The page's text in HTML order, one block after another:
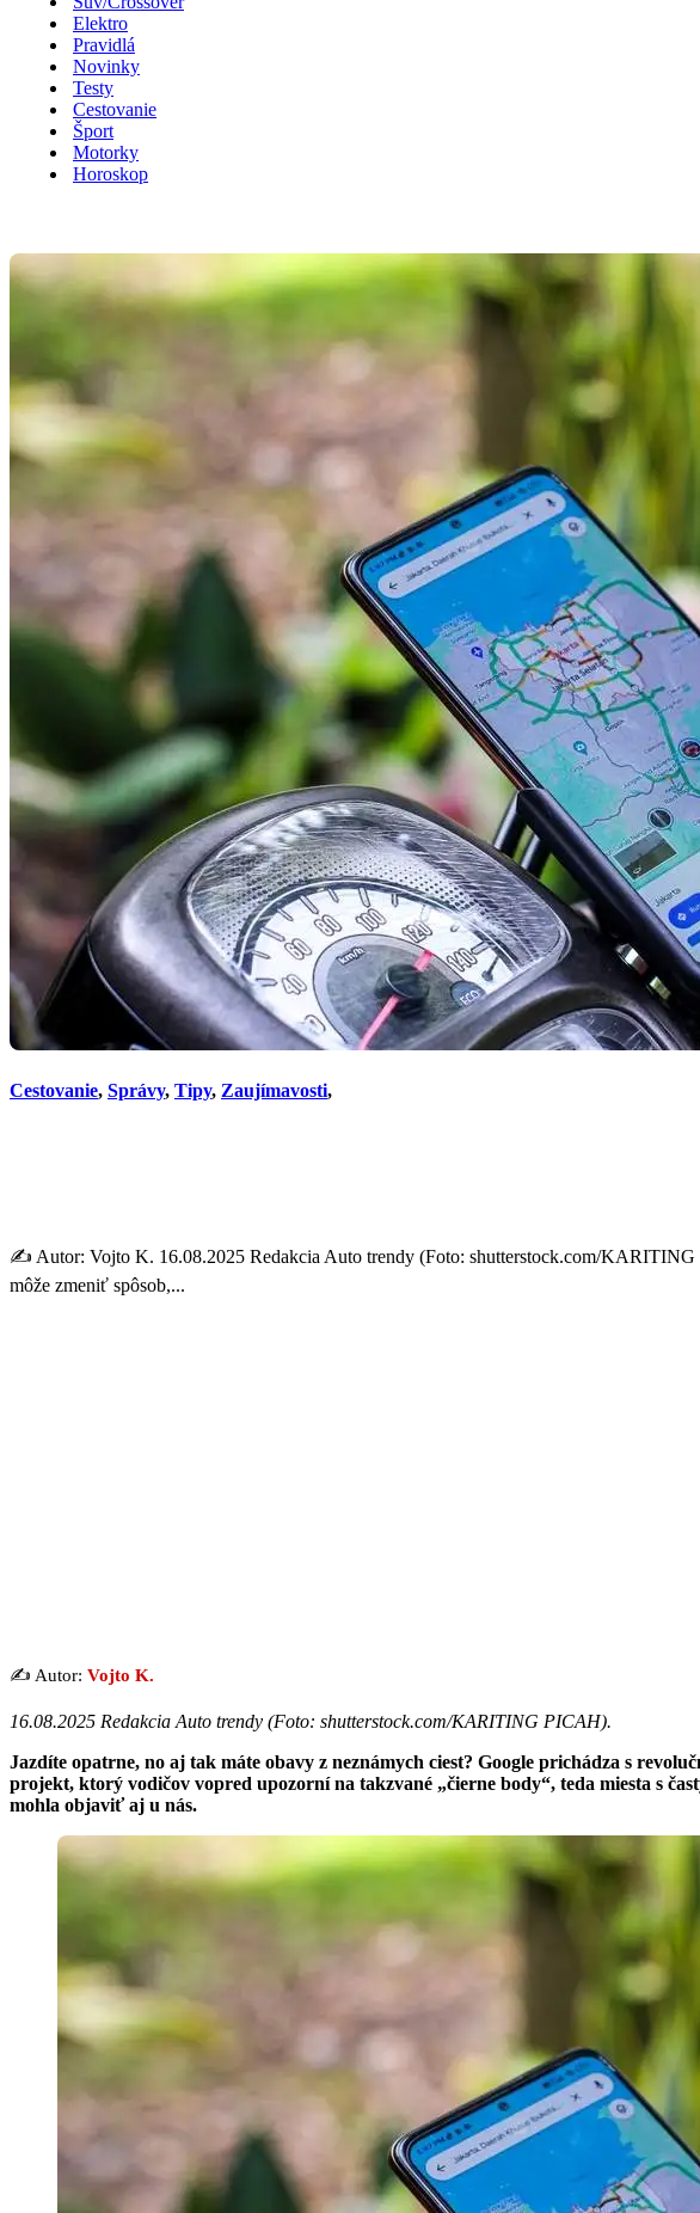
Elektro
Pravidlá
Novinky
Testy
Cestovanie
Šport
Motorky
Horoskop
Cestovanie, Správy, Tipy, Zaujímavosti,
✍️ Autor: Vojto K. 16.08.2025 Redakcia Auto trendy (Foto: shutterstock.com/KARITING
môže zmeniť spôsob,...
✍️ Autor: Vojto K.
16.08.2025 Redakcia Auto trendy (Foto: shutterstock.com/KARITING PICAH).
Jazdíte opatrne, no aj tak máte obavy z neznámych ciest? Google prichádza s
projekt, ktorý vodičov vopred upozorní na takzvané „čierne body“, teda miesta s
mohla objaviť aj u nás.